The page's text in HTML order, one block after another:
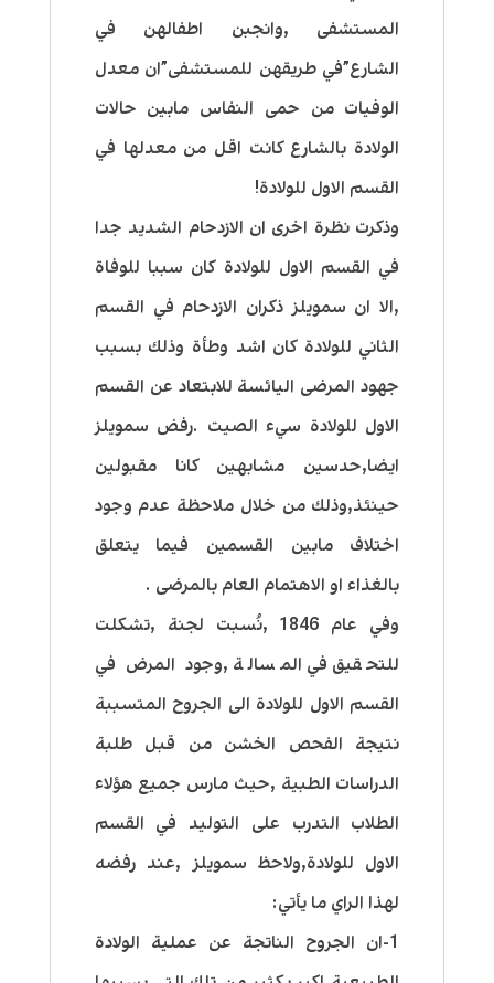
المستشفى ,وانجبن اطفالهن في
الشارع”في طريقهن للمستشفى”ان معدل
الوفيات من حمى النفاس مابين حالات
الولادة بالشارع كانت اقل من معدلها في
القسم الاول للولادة!
وذكرت نظرة اخرى ان الازدحام الشديد جدا
في القسم الاول للولادة كان سببا للوفاة
,الا ان سمويلز ذكران الازدحام في القسم
الثاني للولادة كان اشد وطأة وذلك بسبب
جهود المرضى اليائسة للابتعاد عن القسم
الاول للولادة سيء الصيت .رفض سمويلز
ايضا,حدسين مشابهين كانا مقبولين
حينئذ,وذلك من خلال ملاحظة عدم وجود
اختلاف مابين القسمين فيما يتعلق
بالغذاء او الاهتمام العام بالمرضى .
وفي عام 1846 ,نُسبت لجنة ,تشكلت
للتحقيق في المسالة ,وجود المرض في
القسم الاول للولادة الى الجروح المتسببة
نتيجة الفحص الخشن من قبل طلبة
الدراسات الطبية ,حيث مارس جميع هؤلاء
الطلاب التدرب على التوليد في القسم
الاول للولادة,ولاحظ سمويلز ,عند رفضه
لهذا الراي ما يأتي:
1-ان الجروح الناتجة عن عملية الولادة